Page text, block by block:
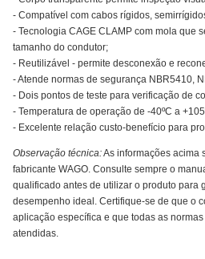
- Compatível com cabos rígidos,
- Tecnologia CAGE CLAMP com mola que
tamanho do condutor;
- Reutilizável - permite desconexão e
- Atende normas de segurança NBR5410,
- Dois pontos de teste para verificação de
- Temperatura de operação de -40ºC a
- Excelente relação custo-benefício para
Observação técnica:As informações acima
fabricante WAGO. Consulte sempre o
qualificado antes de utilizar o produto para
desempenho ideal. Certifique-se de que o
aplicação específica e que todas as
atendidas.